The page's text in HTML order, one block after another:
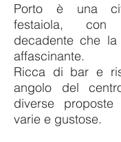
Porto è una
festaiola,
decadente che
affascinante.
Ricca di bar e
angolo del
diverse
varie e gustose.